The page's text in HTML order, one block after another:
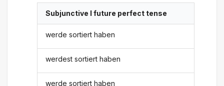
Subjunctive I future perfect tense
werde sortiert haben
werdest sortiert haben
werde sortiert haben